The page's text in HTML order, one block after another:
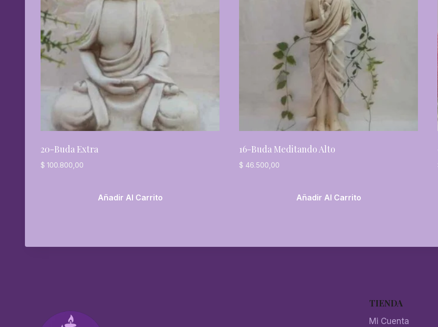
20-Buda Extra
$ 100.800,00
Añadir Al Carrito
16-Buda Meditando Alto
$ 46.500,00
Añadir Al Carrito
TIENDA
Mi Cuenta